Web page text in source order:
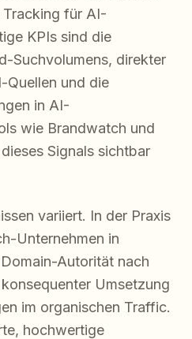
Tracking für AI-
KPIs sind die
Suchvolumens, direkter
Quellen und die
in AI-
wie Brandwatch und
Signals sichtbar
variiert. In der Praxis
Unternehmen in
Autorität nach
Umsetzung
im organischen Traffic.
hochwertige